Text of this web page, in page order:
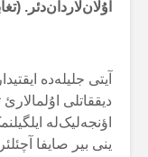
اۇلان‌لاردان‌دئر.
آیتی جلیلەدە
دیققاتلی
اؤنجەلیک‌لە
ینی بیر صایفا